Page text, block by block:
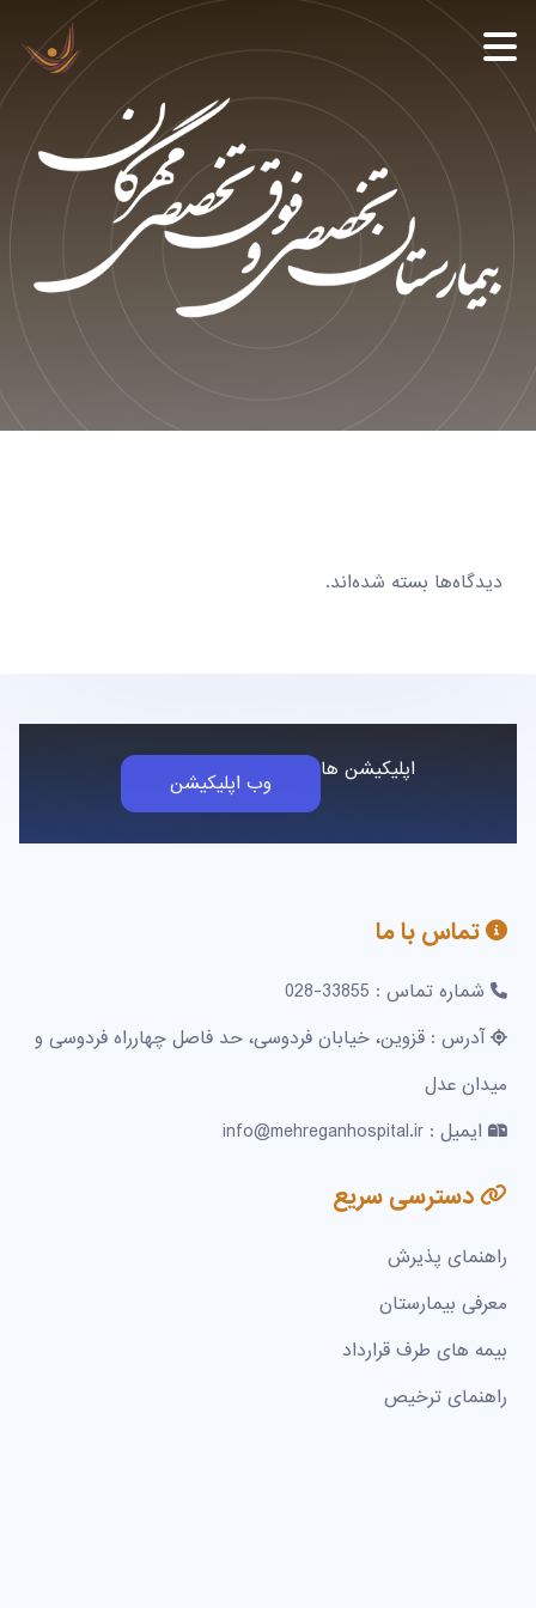
دیدگاه‌ها بسته شده‌اند.
اپلیکیشن ها وب اپلیکیشن
تماس با ما
شماره تماس : 33855-028
آدرس : قزوین، خیابان فردوسی، حد فاصل چهارراه فردوسی و
میدان عدل
ایمیل : info@mehreganhospital.ir
دسترسی سریع
راهنمای پذیرش
معرفی بیمارستان
بیمه های طرف قرارداد
راهنمای ترخیص